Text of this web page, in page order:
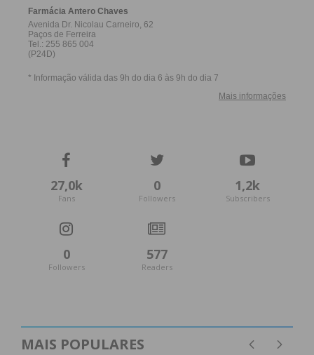
27,0k
Fans
0
Followers
1,2k
Subscribers
0
Followers
577
Readers
MAIS POPULARES